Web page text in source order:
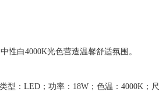
性白4000K光色营造温馨舒适氛围。
型：LED；功率：18W；色温：4000K；尺